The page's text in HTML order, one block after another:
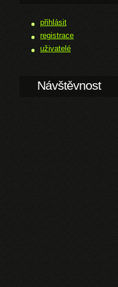
přihlásit
registrace
uživatelé
Návštěvnost